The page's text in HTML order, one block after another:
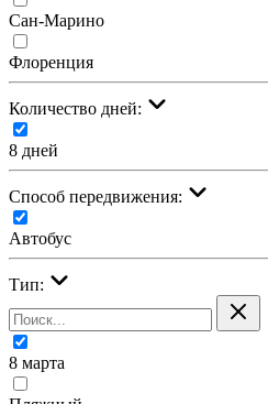
Сан-Марино
Флоренция
Количество дней:
8 дней
Cпособ передвижения:
Автобус
Тип:
8 марта